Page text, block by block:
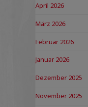
April 2026
März 2026
Februar 2026
Januar 2026
Dezember 2025
November 2025